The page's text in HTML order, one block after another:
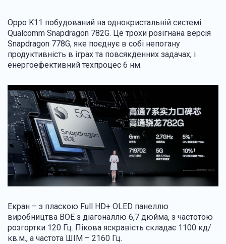
Oppo K11 побудований на однокристальній системі
Qualcomm Snapdragon 782G. Це трохи розігнана версія
Snapdragon 778G, яке поєднує в собі непогану
продуктивність в іграх та повсякденних задачах, і
енергоефективний техпроцес 6 нм.
Екран – з пласкою Full HD+ OLED панеллю
виробництва BOE з діагоналлю 6,7 дюйма, з частотою
розгортки 120 Гц. Пікова яскравість складає 1100 кд/
кв.м., а частота ШІМ – 2160 Гц.